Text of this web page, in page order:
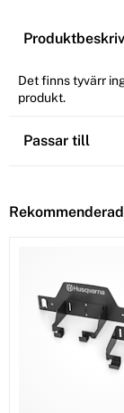
Det finns tyvärr
produkt.
Passar till